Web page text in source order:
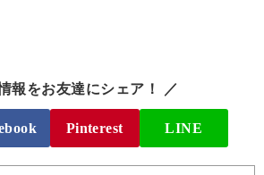
報をお友達にシェア！ ／
Pinterest LINE